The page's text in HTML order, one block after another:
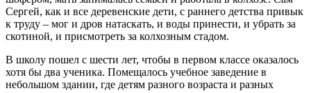
Сергей, как и все деревенские дети, с раннего детства привык
к труду – мог и дров натаскать, и воды принести, и убрать за
скотиной, и присмотреть за колхозным стадом.
В школу пошел с шести лет, чтобы в первом классе оказалось
хотя бы два ученика. Помещалось учебное заведение в
небольшом здании, где детям разного возраста и разных